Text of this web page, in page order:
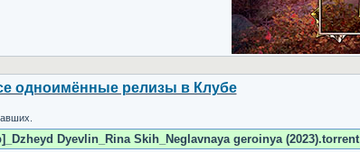
одноимённые релизы в Клубе
Dyevlin_Rina Skih_Neglavnaya geroinya (2023).torrent